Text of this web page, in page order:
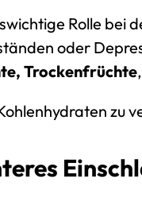
Rolle bei
oder
Trockenfrüchte,
zu